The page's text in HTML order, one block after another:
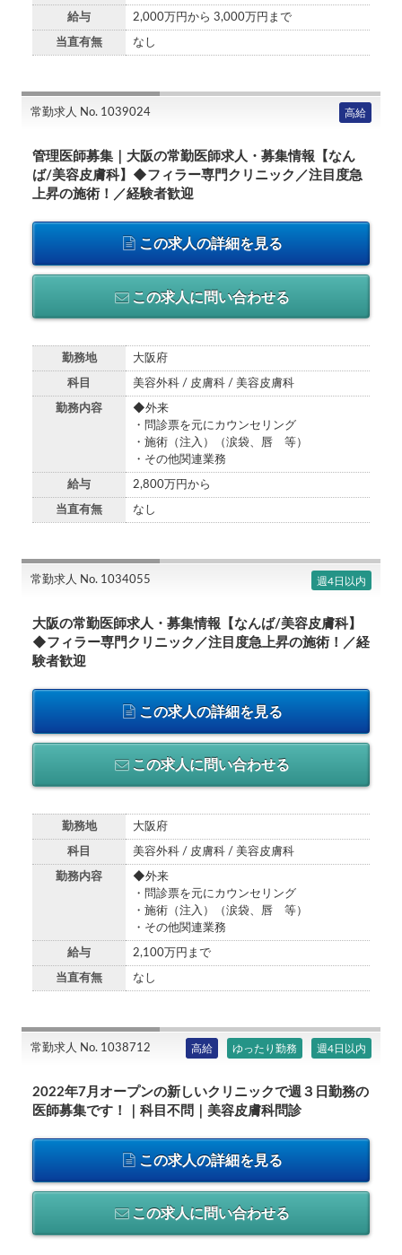
給与 2,000万円から 3,000万円まで
当直有無 なし
常勤求人 No. 1039024 高給
管理医師募集｜大阪の常勤医師求人・募集情報【なん
ば/美容皮膚科】◆フィラー専門クリニック／注目度急
上昇の施術！／経験者歓迎
この求人の詳細を見る
この求人に問い合わせる
勤務地 大阪府
科目 美容外科 / 皮膚科 / 美容皮膚科
勤務内容
◆外来
・問診票を元にカウンセリング
・施術（注入）（涙袋、唇 等）
・その他関連業務
給与 2,800万円から
当直有無 なし
常勤求人 No. 1034055 週4日以内
大阪の常勤医師求人・募集情報【なんば/美容皮膚科】
◆フィラー専門クリニック／注目度急上昇の施術！／経
験者歓迎
この求人の詳細を見る
この求人に問い合わせる
勤務地 大阪府
科目 美容外科 / 皮膚科 / 美容皮膚科
勤務内容
◆外来
・問診票を元にカウンセリング
・施術（注入）（涙袋、唇 等）
・その他関連業務
給与 2,100万円まで
当直有無 なし
常勤求人 No. 1038712 高給 ゆったり勤務 週4日以内
2022年7月オープンの新しいクリニックで週３日勤務の
医師募集です！｜科目不問｜美容皮膚科問診
この求人の詳細を見る
この求人に問い合わせる